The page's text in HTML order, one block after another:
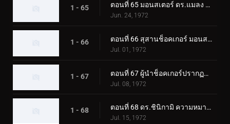
1 - 65 ตอนที่ 65 มอนสเตอร์ ดร.แมลง และโรงเรียนช็อคเกอร์
Jun. 24, 1972
1 - 66 ตอนที่ 66 สุสานช็อคเกอร์ มอนสเตอร์ที่ฟื้นคืนชีพ
Jul. 01, 1972
1 - 67 ตอนที่ 67 ผู้นำช็อคเกอร์ปรากฏตัว! ผู้ขับขี่ตกอยู่ในอันตราย
Jul. 08, 1972
1 - 68 ตอนที่ 68 ดร.ชินิกามิ ความหมายที่แท้จริงของความหวาดกลัว?
Jul. 15, 1972